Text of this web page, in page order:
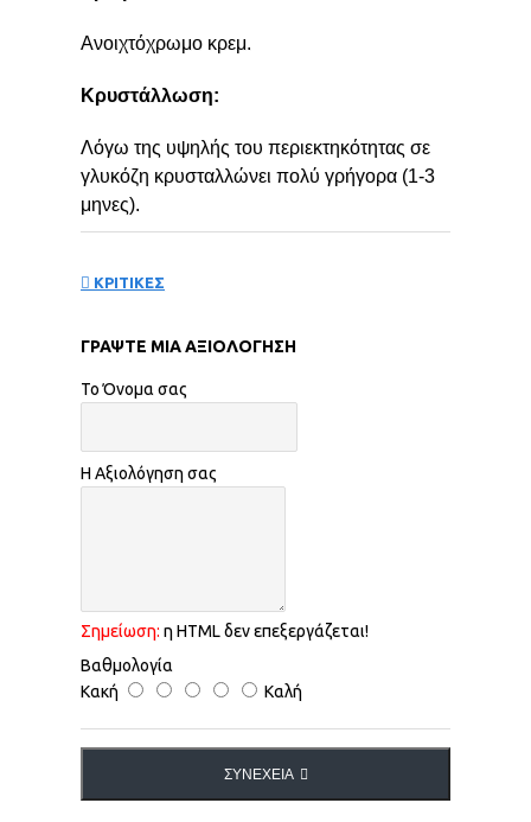
Ανοιχτόχρωμο κρεμ.
Κρυστάλλωση:
Λόγω της υψηλής του περιεκτηκότητας σε
γλυκόζη κρυσταλλώνει πολύ γρήγορα (1-3
μηνες).
ΚΡΙΤΙΚΕΣ
ΓΡΆΨΤΕ ΜΙΑ ΑΞΙΟΛΌΓΗΣΗ
Το Όνομα σας
Η Αξιολόγηση σας
Σημείωση: η HTML δεν επεξεργάζεται!
Βαθμολογία
Κακή
Καλή
ΣΥΝΈΧΕΙΑ